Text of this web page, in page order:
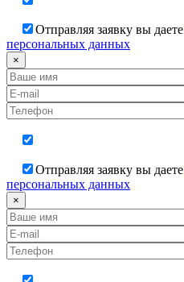
Отправляя заявку вы даете
персональных данных
×
Отправляя заявку вы даете
персональных данных
×